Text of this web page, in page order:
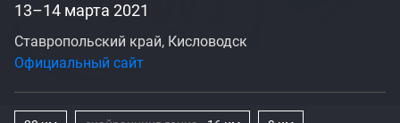
13–14 марта 2021
Ставропольский край, Кисловодск
Официальный сайт